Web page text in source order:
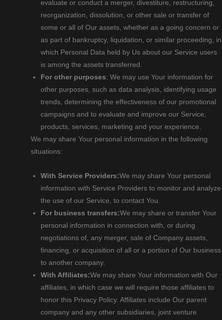
evaluate or conduct a merger, divestiture, restructuring,
reorganization, dissolution, or other sale or transfer of
some or all of Our assets, whether as a going concern or
as part of bankruptcy, liquidation, or similar proceeding, in
which Personal Data held by Us about our Service users
is among the assets transferred.
For other purposes: We may use Your information for
other purposes, such as data analysis, identifying usage
trends, determining the effectiveness of our promotional
campaigns and to evaluate and improve our Service,
products, services, marketing and your experience.
We may share Your personal information in the following
situations:
With Service Providers:We may share Your personal
information with Service Providers to monitor and analyze
the use of our Service, to contact You.
For business transfers:We may share or transfer Your
personal information in connection with, or during
negotiations of, any merger, sale of Company assets,
financing, or acquisition of all or a portion of Our business
to another company.
With Affiliates:We may share Your information with Our
affiliates, in which case we will require those affiliates to
honor this Privacy Policy. Affiliates include Our parent
company and any other subsidiaries, joint venture